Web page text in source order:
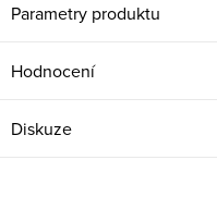
Parametry produktu
Hodnocení
Diskuze